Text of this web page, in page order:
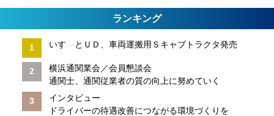
ランキング
いすゞとＵＤ、車両運搬用Ｓキャブトラクタ発売
横浜通関業会／会員懇談会
通関士、通関従業者の質の向上に努めていく
インタビュー
ドライバーの待遇改善につながる環境づくりを